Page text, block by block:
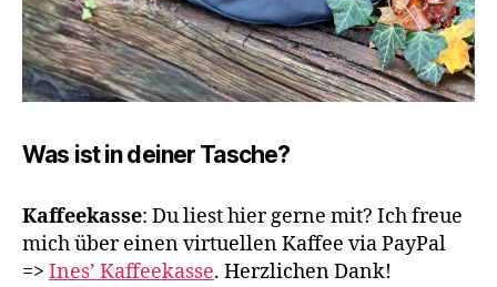
Was ist in deiner Tasche?
Kaffeekasse: Du liest hier gerne mit? Ich freue
mich über einen virtuellen Kaffee via PayPal
=> Ines’ Kaffeekasse. Herzlichen Dank!